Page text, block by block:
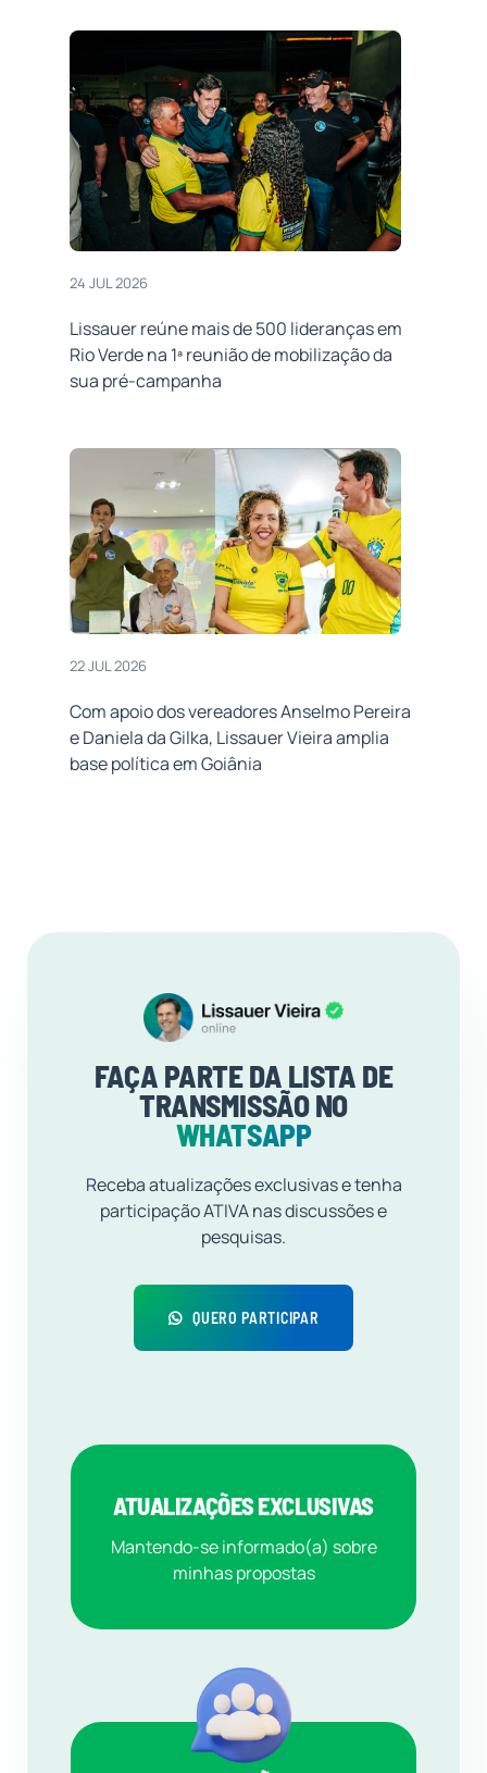
24 JUL 2026
Lissauer reúne mais de 500 lideranças em
Rio Verde na 1ª reunião de mobilização da
sua pré-campanha
22 JUL 2026
Com apoio dos vereadores Anselmo Pereira
e Daniela da Gilka, Lissauer Vieira amplia
base política em Goiânia
FAÇA PARTE DA LISTA DE
TRANSMISSÃO NO
WHATSAPP
Receba atualizações exclusivas e tenha
participação ATIVA nas discussões e
pesquisas.
QUERO PARTICIPAR
ATUALIZAÇÕES EXCLUSIVAS
Mantendo-se informado(a) sobre
minhas propostas